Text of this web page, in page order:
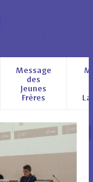
Message
des
Jeunes
Frères